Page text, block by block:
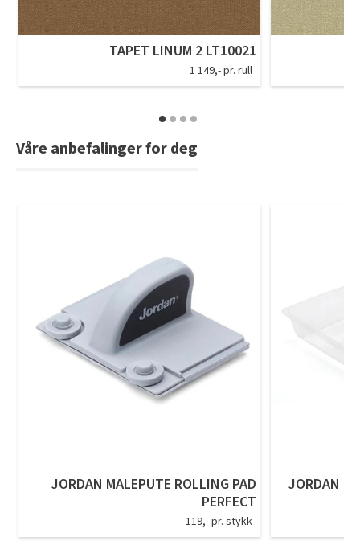
TAPET LINUM 2 LT10021
1 149,- pr. rull
Våre anbefalinger for deg
JORDAN MALEPUTE ROLLING PAD
PERFECT
119,- pr. stykk
JORDAN